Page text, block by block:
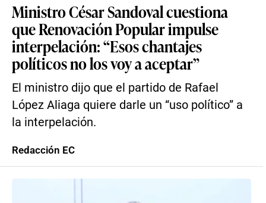
Ministro César Sandoval cuestiona
que Renovación Popular impulse
interpelación: “Esos chantajes
políticos no los voy a aceptar”
El ministro dijo que el partido de Rafael
López Aliaga quiere darle un “uso político” a
la interpelación.
Redacción EC